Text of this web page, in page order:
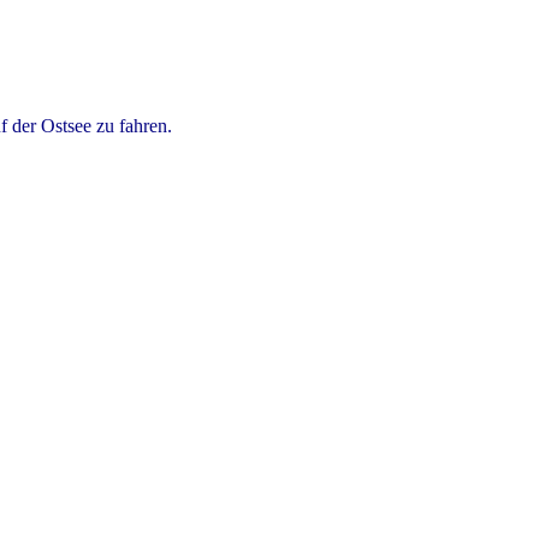
der Ostsee zu fahren.